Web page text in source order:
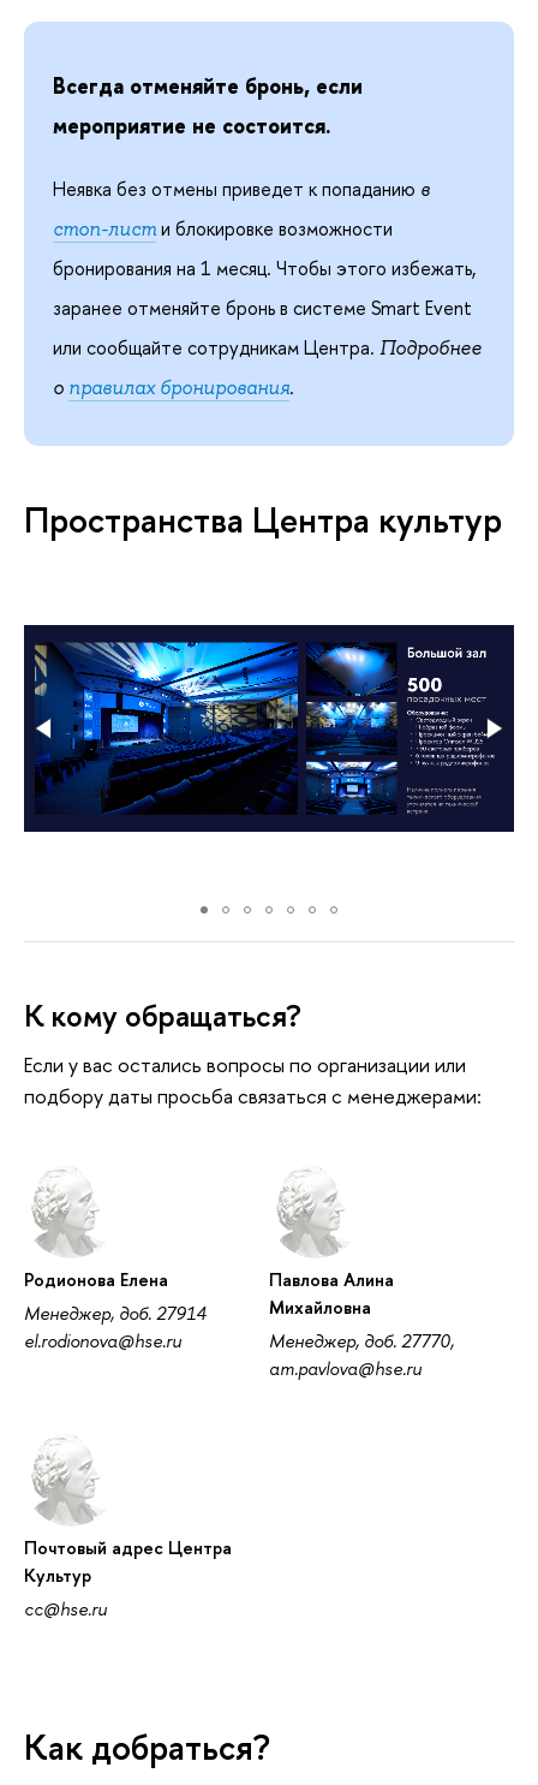
Всегда отменяйте бронь, если
мероприятие не состоится.
Неявка без отмены приведет к попаданию в
стоп-листи блокировке возможности
бронирования на 1 месяц. Чтобы этого избежать,
заранее отменяйте бронь в системе Smart Event
или сообщайте сотрудникам Центра. Подробнее
о правилах бронирования.
Пространства Центра культур
К кому обращаться?
Если у вас остались вопросы по организации или
подбору даты просьба связаться с менеджерами:
Родионова Елена
Менеджер, доб. 27914
el.rodionova@hse.ru
Павлова Алина
Михайловна
Менеджер, доб. 27770,
am.pavlova@hse.ru
Почтовый адрес Центра
Культур
cc@hse.ru
Как добраться?